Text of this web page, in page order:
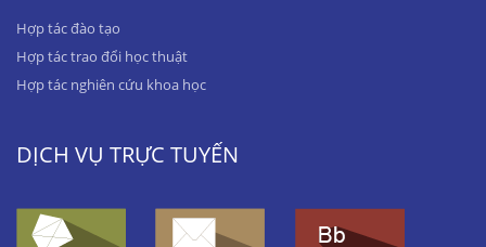
Hợp tác đào tạo
Hợp tác trao đổi học thuật
Hợp tác nghiên cứu khoa học
DỊCH VỤ TRỰC TUYẾN